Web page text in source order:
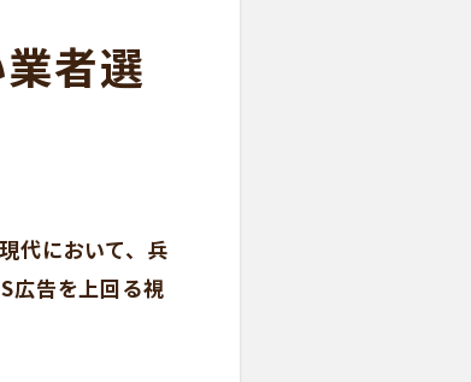
者選
代において、兵
広告を上回る視